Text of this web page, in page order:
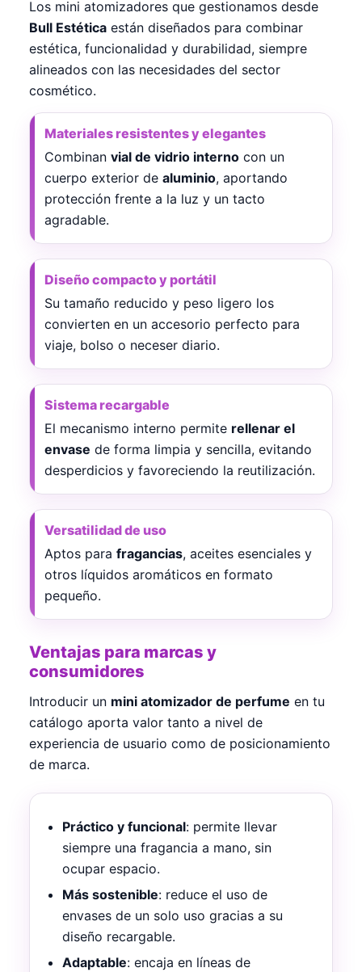
Los mini atomizadores que gestionamos desde
Bull Estética están diseñados para combinar
estética, funcionalidad y durabilidad, siempre
alineados con las necesidades del sector
cosmético.
Materiales resistentes y elegantes
Combinan vial de vidrio interno con un
cuerpo exterior de aluminio, aportando
protección frente a la luz y un tacto
agradable.
Diseño compacto y portátil
Su tamaño reducido y peso ligero los
convierten en un accesorio perfecto para
viaje, bolso o neceser diario.
Sistema recargable
El mecanismo interno permite rellenar el
envase de forma limpia y sencilla, evitando
desperdicios y favoreciendo la reutilización.
Versatilidad de uso
Aptos para fragancias, aceites esenciales y
otros líquidos aromáticos en formato
pequeño.
Ventajas para marcas y
consumidores
Introducir un mini atomizador de perfume en tu
catálogo aporta valor tanto a nivel de
experiencia de usuario como de posicionamiento
de marca.
Práctico y funcional: permite llevar
siempre una fragancia a mano, sin
ocupar espacio.
Más sostenible: reduce el uso de
envases de un solo uso gracias a su
diseño recargable.
Adaptable: encaja en líneas de